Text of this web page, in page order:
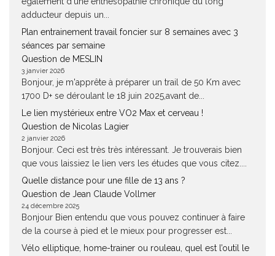
adducteur depuis un...
Plan entrainement travail foncier sur 8 semaines avec 3
séances par semaine
Question de MESLIN
3 janvier 2026
Bonjour, je m'apprête à préparer un trail de 50 Km avec
1700 D+ se déroulant le 18 juin 2025,avant de...
Le lien mystérieux entre VO2 Max et cerveau !
Question de Nicolas Lagier
2 janvier 2026
Bonjour. Ceci est très très intéressant. Je trouverais bien
que vous laissiez le lien vers les études que vous citez....
Quelle distance pour une fille de 13 ans ?
Question de Jean Claude Vollmer
24 décembre 2025
Bonjour Bien entendu que vous pouvez continuer à faire
de la course à pied et le mieux pour progresser est...
Vélo elliptique, home-trainer ou rouleau, quel est l’outil le